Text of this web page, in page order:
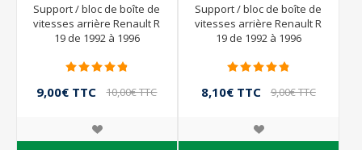
Support / bloc de boîte de
vitesses arrière Renault R
19 de 1992 à 1996
9,00€ TTC 10,00€ TTC
Support / bloc de boîte de
vitesses arrière Renault R
19 de 1992 à 1996
8,10€ TTC 9,00€ TTC